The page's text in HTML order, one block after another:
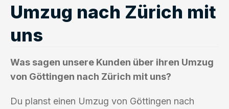
Umzug nach Zürich mit
uns
Was sagen unsere Kunden über ihren Umzug
von Göttingen nach Zürich mit uns?
Du planst einen Umzug von Göttingen nach